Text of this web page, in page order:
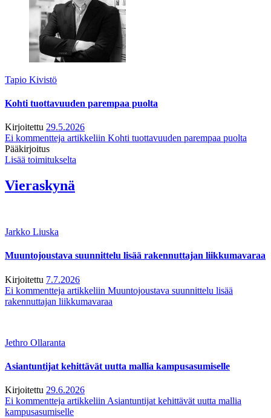
Tapio Kivistö
Kohti tuottavuuden parempaa puolta
Kirjoitettu 29.5.2026
Ei kommentteja artikkeliin Kohti tuottavuuden parempaa puolta
Pääkirjoitus
Lisää toimitukselta
Vieraskynä
Jarkko Liuska
Muuntojoustava suunnittelu lisää rakennuttajan liikkumavaraa
Kirjoitettu 7.7.2026
Ei kommentteja artikkeliin Muuntojoustava suunnittelu lisää
rakennuttajan liikkumavaraa
Jethro Ollaranta
Asiantuntijat kehittävät uutta mallia kampusasumiselle
Kirjoitettu 29.6.2026
Ei kommentteja artikkeliin Asiantuntijat kehittävät uutta mallia
kampusasumiselle